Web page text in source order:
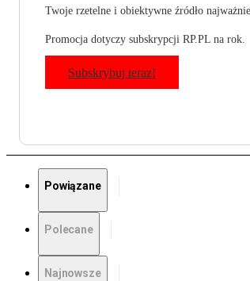
Twoje rzetelne i obiektywne źródło
Promocja dotyczy subskrypcji RP.PL na rok.
Subskrybuj teraz!
Powiązane
Polecane
Najnowsze